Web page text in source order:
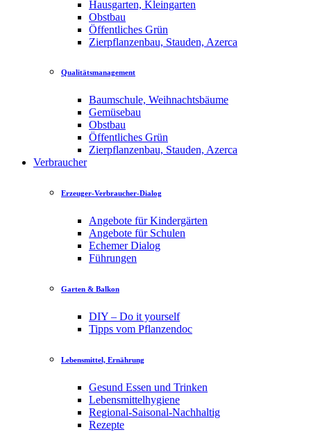
Hausgarten, Kleingarten
Obstbau
Öffentliches Grün
Zierpflanzenbau, Stauden, Azerca
Qualitätsmanagement
Baumschule, Weihnachtsbäume
Gemüsebau
Obstbau
Öffentliches Grün
Zierpflanzenbau, Stauden, Azerca
Verbraucher
Erzeuger-Verbraucher-Dialog
Angebote für Kindergärten
Angebote für Schulen
Echemer Dialog
Führungen
Garten & Balkon
DIY – Do it yourself
Tipps vom Pflanzendoc
Lebensmittel, Ernährung
Gesund Essen und Trinken
Lebensmittelhygiene
Regional-Saisonal-Nachhaltig
Rezepte